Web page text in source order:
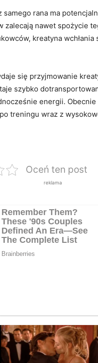
rana ma
zalecają nawet spożycie
kreatyna
się przyjmowanie
szybko
energii.
treningu wraz z
Oceń ten post
reklama